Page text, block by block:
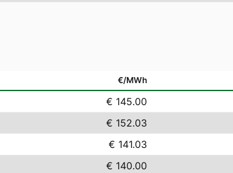
€/MWh
€ 145.00
€ 152.03
€ 141.03
€ 140.00